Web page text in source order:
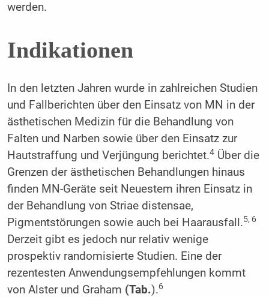
werden.
Indikationen
In den letzten Jahren wurde in zahlreichen Studien
und Fallberichten über den Einsatz von MN in der
ästhetischen Medizin für die Behandlung von
Falten und Narben sowie über den Einsatz zur
Hautstraffung und Verjüngung berichtet.4Über die
Grenzen der ästhetischen Behandlungen hinaus
finden MN-Geräte seit Neuestem ihren Einsatz in
der Behandlung von Striae distensae,
Pigmentstörungen sowie auch bei Haarausfall.5, 6
Derzeit gibt es jedoch nur relativ wenige
prospektiv randomisierte Studien. Eine der
rezentesten Anwendungsempfehlungen kommt
von Alster und Graham (Tab.).6